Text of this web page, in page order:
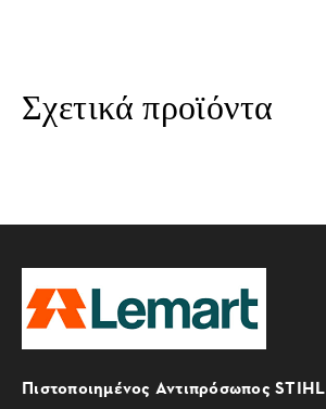
Σχετικά προϊόντα
Πιστοποιημένος Αντιπρόσωπος STIHL